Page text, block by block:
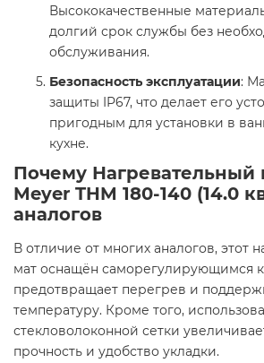
Высококачественные
долгий срок службы без
обслуживания.
Безопасность эксплуатации:
защиты IP67, что делает его
пригодным для установки в
кухне.
Почему Нагревательный
Meyer THM 180-140 (14.0
аналогов
В отличие от многих аналогов, этот
мат оснащён саморегулирующимся
предотвращает перегрев и
температуру. Кроме того,
стекловолоконной сетки
прочность и удобство укладки.